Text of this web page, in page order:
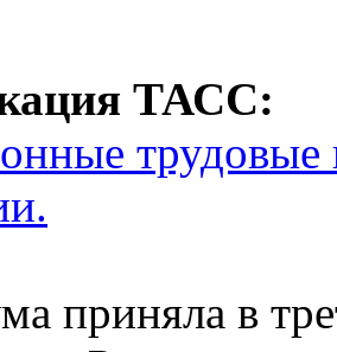
ТАСС:
трудовые
приняла в